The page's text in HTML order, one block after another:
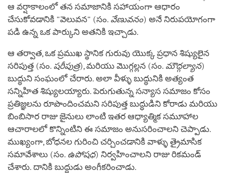
ఆ వర్షాకాలంలో తన సమాజానికి సహాయంగా ఆధారం
చేసుకోవడానికి "వెలువన" (సం. వేణువనం) అనే నిరుపయోగంగా
పడి ఉన్న ఒక పార్కుని అతనికి ఇచ్చాడు.
ఆ తర్వాత, ఒక ప్రముఖ స్థానిక గురువు యొక్క ప్రధాన శిష్యులైన
సరిపుత్త (సం. షరీపుత్ర), మరియు మొగ్గల్లన (సం. మౌద్గల్యాన)
బుద్ధుని సంఘంలో చేరారు. అలా వీళ్ళు బుద్ధునికి అత్యంత
సన్నిహిత శిష్యులయ్యారు. పెరుగుతున్న సన్యాస సమాజం కోసం
ప్రతిజ్ఞలను రూపొందించమని సరిపుత్త బుద్ధుడిని కోరాడు మరియు
బింబిసార రాజు జైనులు లాంటి ఇతర ఆధ్యాత్మిక సమూహాల
ఆచారాలలో కొన్నింటిని ఈ సమాజం అనుసరించాలని చెప్పాడు.
ముఖ్యంగా, బోధనల గురించి చర్చించడానికి వాళ్ళు త్రైమాసిక
సమావేశాలు (సం. ఉపోషధ) నిర్వహించాలని రాజు రికమండ్
చేశారు. దానికి బుద్ధుడు అంగీకరించాడు.